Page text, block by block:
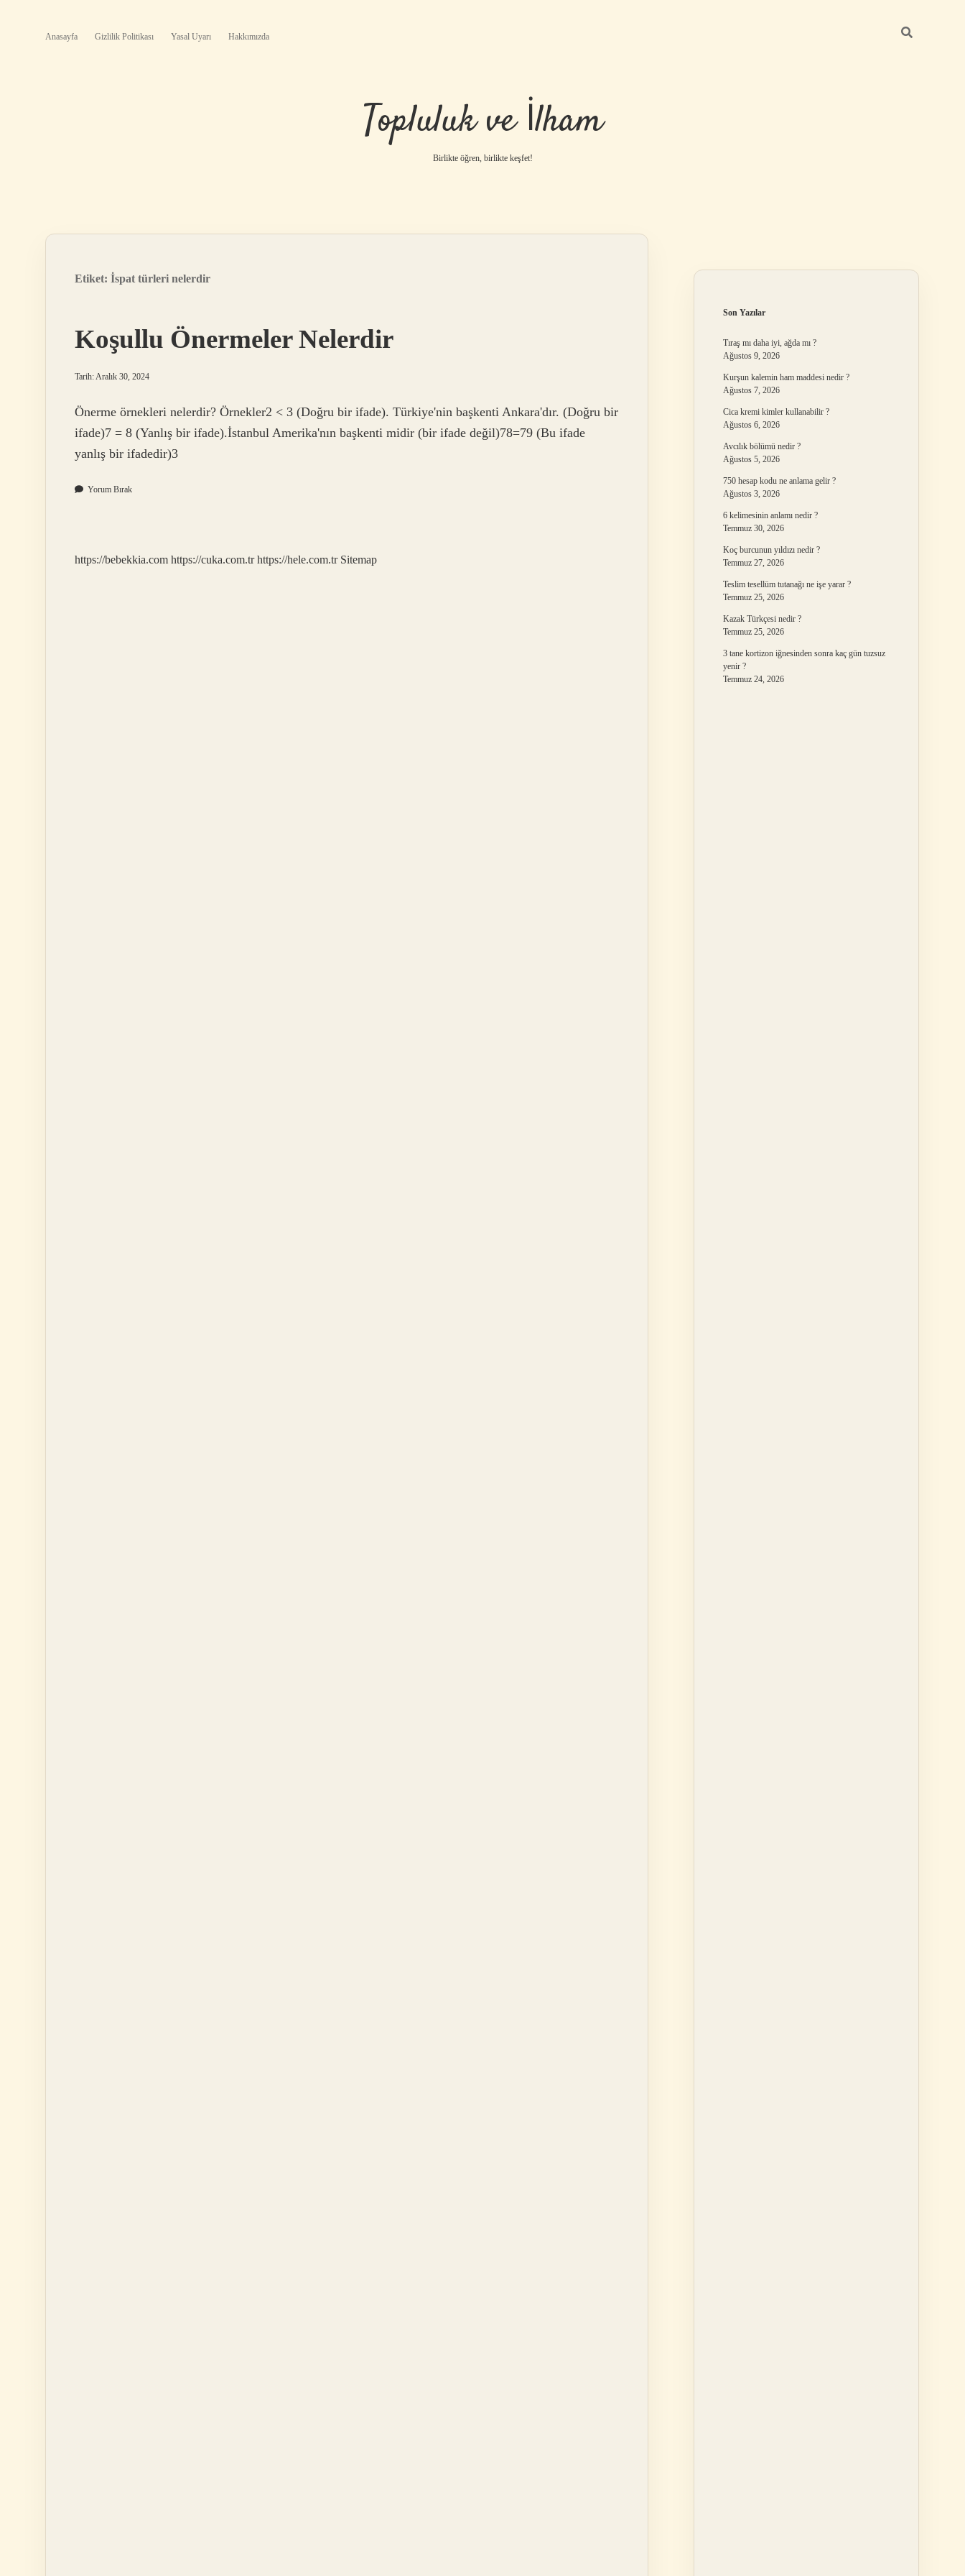
Anasayfa Gizlilik Politikası Yasal Uyarı Hakkımızda
Topluluk ve İlham
Birlikte öğren, birlikte keşfet!
Etiket: İspat türleri nelerdir
Koşullu Önermeler Nelerdir
Tarih: Aralık 30, 2024
Önerme örnekleri nelerdir? Örnekler2 < 3 (Doğru bir ifade). Türkiye'nin başkenti Ankara'dır. (Doğru bir
ifade)7 = 8 (Yanlış bir ifade).İstanbul Amerika'nın başkenti midir (bir ifade değil)78=79 (Bu ifade
yanlış bir ifadedir)3
Yorum Bırak
https://bebekkia.com https://cuka.com.tr https://hele.com.tr Sitemap
Son Yazılar
Tıraş mı daha iyi, ağda mı ?
Ağustos 9, 2026
Kurşun kalemin ham maddesi nedir ?
Ağustos 7, 2026
Cica kremi kimler kullanabilir ?
Ağustos 6, 2026
Avcılık bölümü nedir ?
Ağustos 5, 2026
750 hesap kodu ne anlama gelir ?
Ağustos 3, 2026
6 kelimesinin anlamı nedir ?
Temmuz 30, 2026
Koç burcunun yıldızı nedir ?
Temmuz 27, 2026
Teslim tesellüm tutanağı ne işe yarar ?
Temmuz 25, 2026
Kazak Türkçesi nedir ?
Temmuz 25, 2026
3 tane kortizon iğnesinden sonra kaç gün tuzsuz
yenir ?
Temmuz 24, 2026